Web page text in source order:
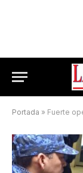
Portada » Fuerte operativo